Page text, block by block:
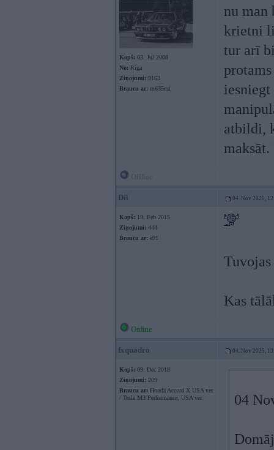
Kopš: 03. Jul 2008
No: Rīga
Ziņojumi: 9163
Braucu ar: m635csi
nu man
krietni
tur arī
atbildi,
Dii 04. Nov 2025,
Kopš: 19. Feb 2015
Ziņojumi: 444
Braucu ar: e91
Tuvojas
Kas
Online
fxquadro 04. Nov 2025,
Kopš: 09. Dec 2018
Ziņojumi: 209
Braucu ar: Honda Accord X USA ver.
/ Tesla M3 Performance, USA ver.
04